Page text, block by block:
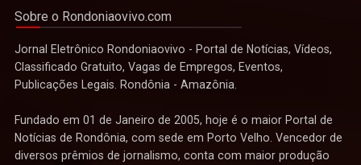
Sobre o Rondoniaovivo.com
Jornal Eletrônico Rondoniaovivo - Portal de Notícias, Vídeos,
Classificado Gratuito, Vagas de Empregos, Eventos,
Publicações Legais. Rondônia - Amazônia.
Fundado em 01 de Janeiro de 2005, hoje é o maior Portal de
Notícias de Rondônia, com sede em Porto Velho. Vencedor de
diversos prêmios de jornalismo, conta com maior produção